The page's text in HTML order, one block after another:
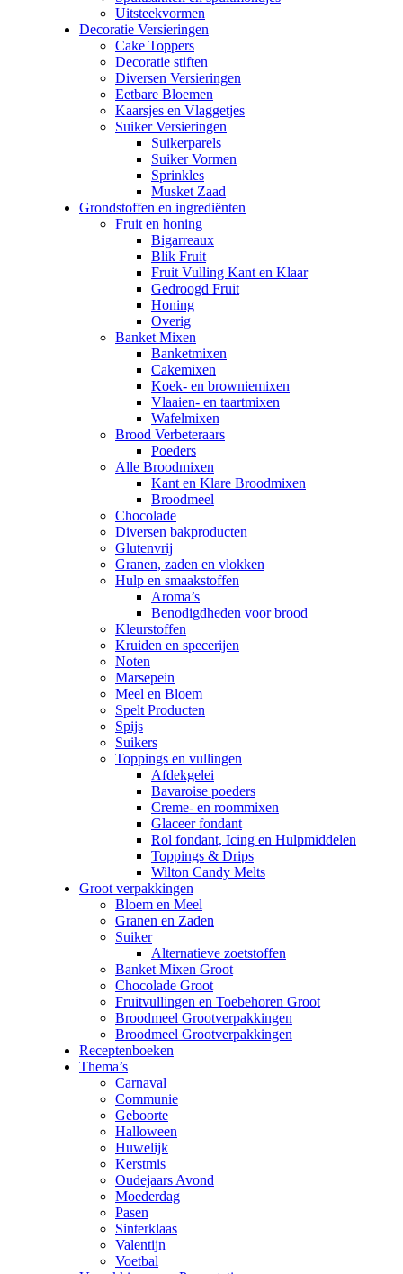
Uitsteekvormen
Decoratie Versieringen
Cake Toppers
Decoratie stiften
Diversen Versieringen
Eetbare Bloemen
Kaarsjes en Vlaggetjes
Suiker Versieringen
Suikerparels
Suiker Vormen
Sprinkles
Musket Zaad
Grondstoffen en ingrediënten
Fruit en honing
Bigarreaux
Blik Fruit
Fruit Vulling Kant en Klaar
Gedroogd Fruit
Honing
Overig
Banket Mixen
Banketmixen
Cakemixen
Koek- en browniemixen
Vlaaien- en taartmixen
Wafelmixen
Brood Verbeteraars
Poeders
Alle Broodmixen
Kant en Klare Broodmixen
Broodmeel
Chocolade
Diversen bakproducten
Glutenvrij
Granen, zaden en vlokken
Hulp en smaakstoffen
Aroma’s
Benodigdheden voor brood
Kleurstoffen
Kruiden en specerijen
Noten
Marsepein
Meel en Bloem
Spelt Producten
Spijs
Suikers
Toppings en vullingen
Afdekgelei
Bavaroise poeders
Creme- en roommixen
Glaceer fondant
Rol fondant, Icing en Hulpmiddelen
Toppings & Drips
Wilton Candy Melts
Groot verpakkingen
Bloem en Meel
Granen en Zaden
Suiker
Alternatieve zoetstoffen
Banket Mixen Groot
Chocolade Groot
Fruitvullingen en Toebehoren Groot
Broodmeel Grootverpakkingen
Broodmeel Grootverpakkingen
Receptenboeken
Thema’s
Carnaval
Communie
Geboorte
Halloween
Huwelijk
Kerstmis
Oudejaars Avond
Moederdag
Pasen
Sinterklaas
Valentijn
Voetbal